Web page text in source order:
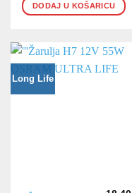
DODAJ U KOŠARICU
Long Life